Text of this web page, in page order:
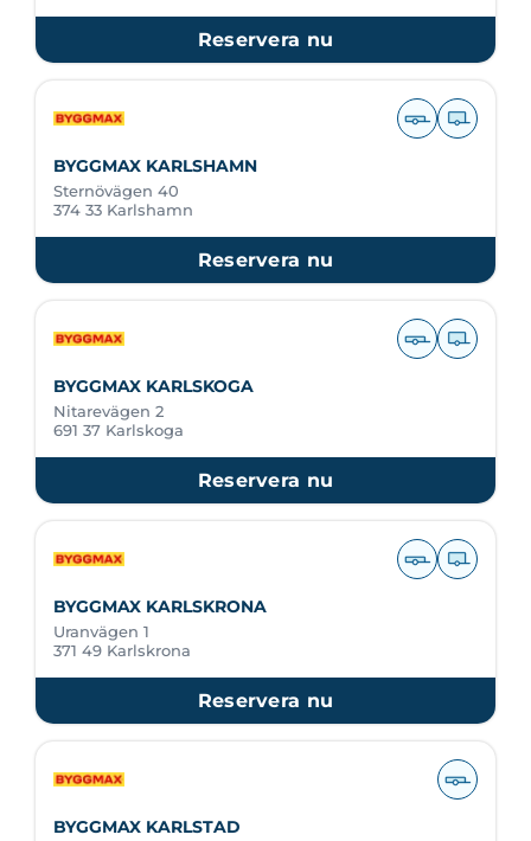
Reservera nu
BYGGMAX KARLSHAMN
Sternövägen 40
374 33 Karlshamn
Reservera nu
BYGGMAX KARLSKOGA
Nitarevägen 2
691 37 Karlskoga
Reservera nu
BYGGMAX KARLSKRONA
Uranvägen 1
371 49 Karlskrona
Reservera nu
BYGGMAX KARLSTAD